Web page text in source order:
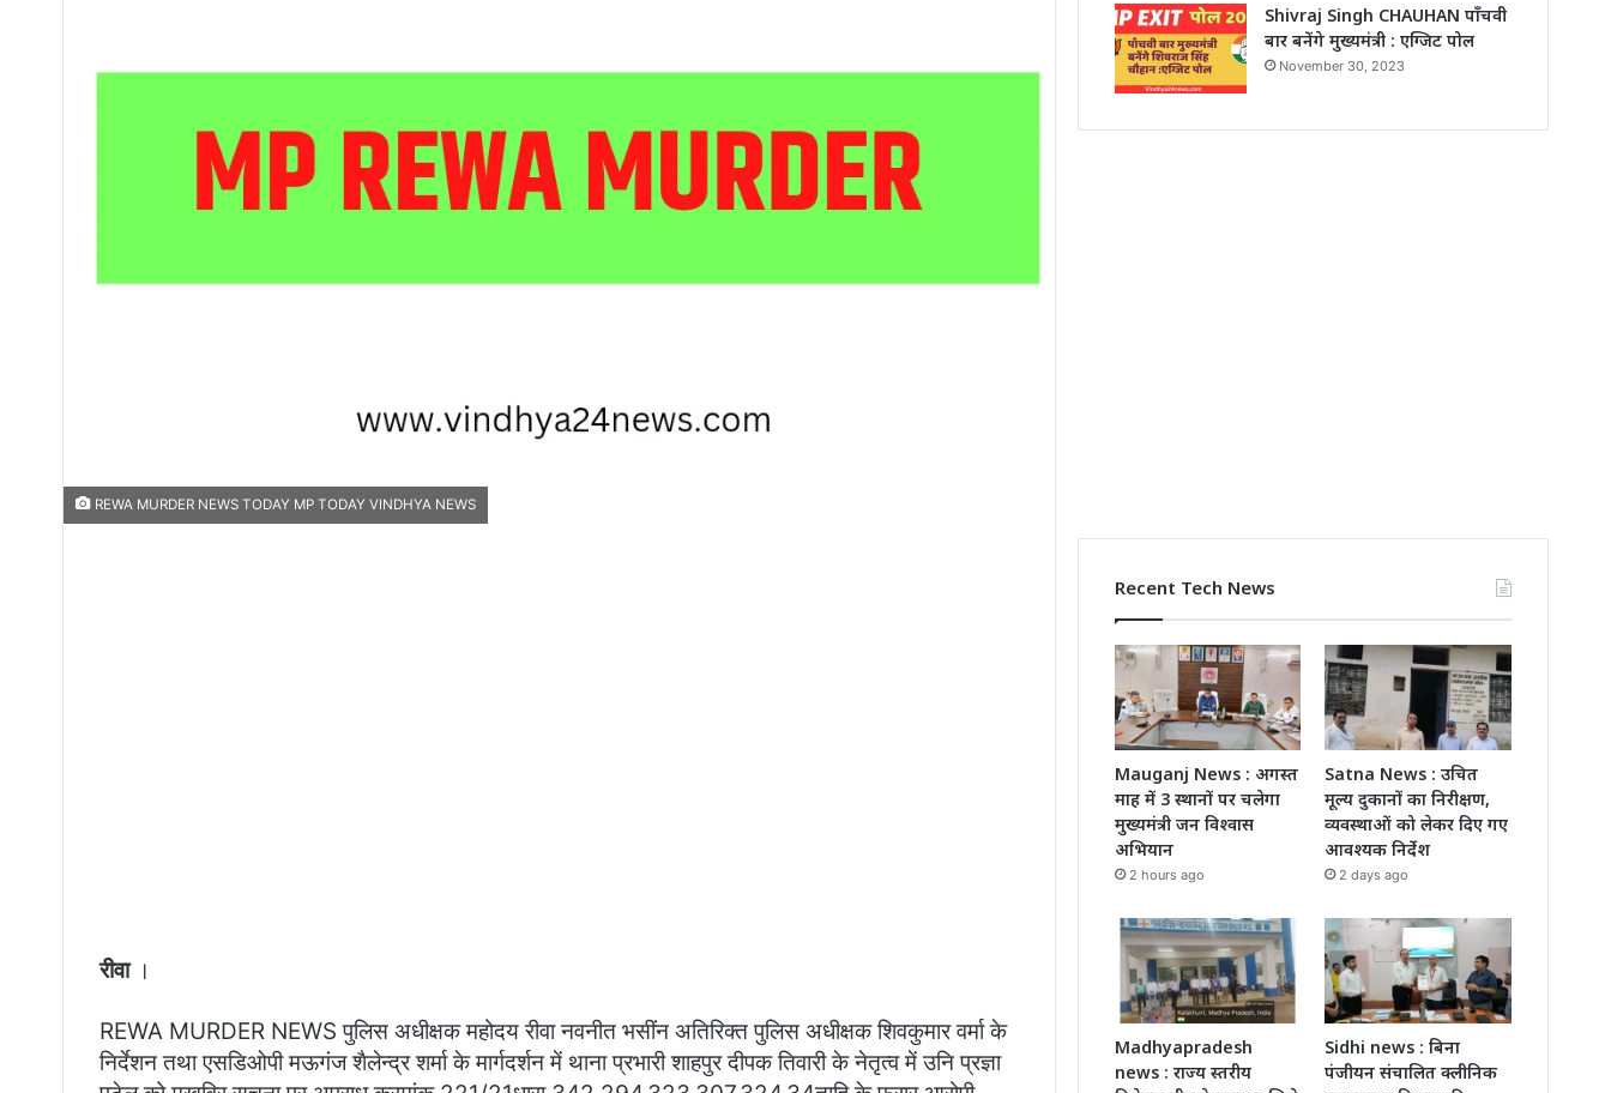
REWA MURDER NEWS TODAY MP TODAY VINDHYA NEWS
रीवा ।
REWA MURDER NEWS पुलिस अधीक्षक महोदय रीवा नवनीत भसींन अतिरिक्त पुलिस अधीक्षक शिवकुमार वर्मा के
निर्देशन तथा एसडिओपी मऊगंज शैलेन्द्र शर्मा के मार्गदर्शन में थाना प्रभारी शाहपुर दीपक तिवारी के नेतृत्व में उनि प्रज्ञा
Shivraj Singh CHAUHAN पाँचवी
बार बनेंगे मुख्यमंत्री : एग्जिट पोल
November 30, 2023
Recent Tech News
Mauganj News : अगस्त
माह में 3 स्थानों पर चलेगा
मुख्यमंत्री जन विश्वास
अभियान
2 hours ago
Satna News : उचित
मूल्य दुकानों का निरीक्षण,
व्यवस्थाओं को लेकर दिए गए
आवश्यक निर्देश
2 days ago
Madhyapradesh
news : राज्य स्तरीय
Sidhi news : बिना
पंजीयन संचालित क्लीनिक